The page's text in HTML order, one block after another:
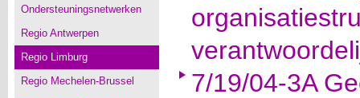
Ondersteuningsnetwerken
Regio Antwerpen
Regio Limburg
Regio Mechelen-Brussel
7/19/04-3A